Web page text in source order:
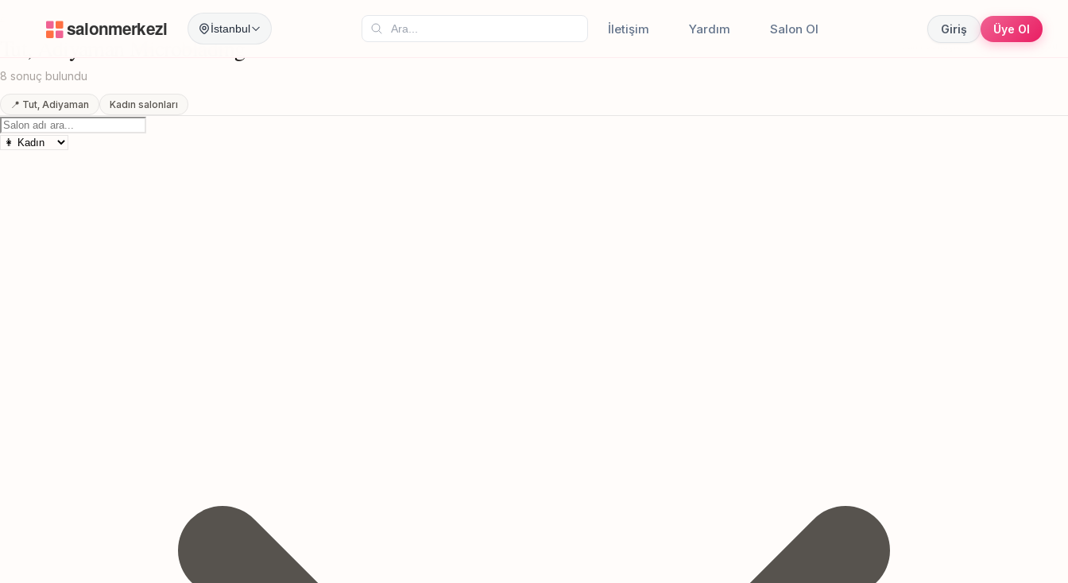
İstanbul İletişim Yardım Salon Ol Giriş Üye Ol
Microblading
Tut, Adiyaman Microblading
8 sonuç bulundu
📍 Tut, Adiyaman Kadın salonları
Canlı sonuçlar Online randevu